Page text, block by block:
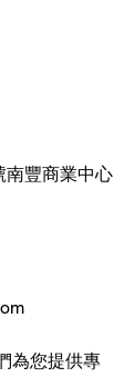
南豐商業中心
為您提供專